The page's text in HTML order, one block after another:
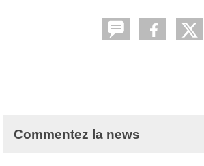
Commentez la news